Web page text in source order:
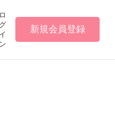
ロ
グ
イ
ン
新規会員登録